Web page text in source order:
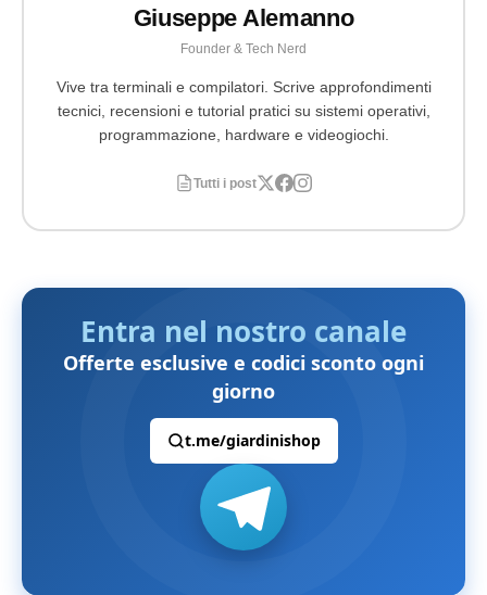
Giuseppe Alemanno
Founder & Tech Nerd
Vive tra terminali e compilatori. Scrive approfondimenti
tecnici, recensioni e tutorial pratici su sistemi operativi,
programmazione, hardware e videogiochi.
Tutti i post
Entra nel nostro canale
Offerte esclusive e codici sconto ogni
giorno
t.me/giardinishop